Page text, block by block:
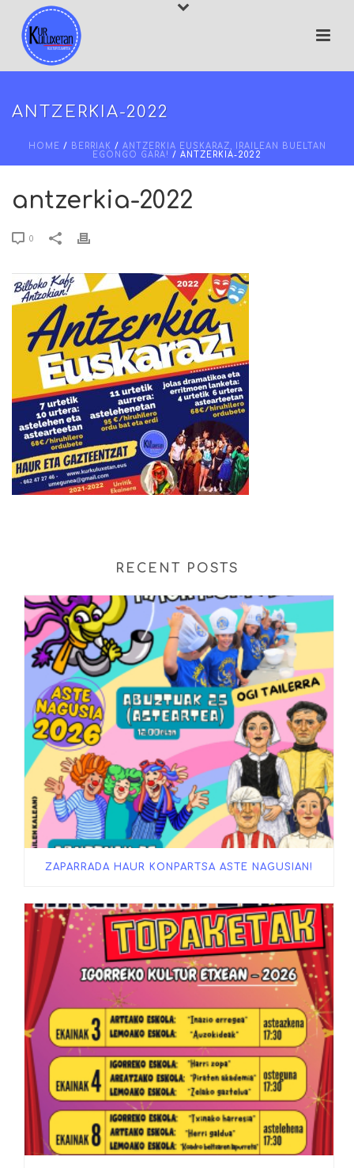
ANTZERKIA-2022
HOME / BERRIAK / ANTZERKIA EUSKARAZ, IRAILEAN BUELTAN
EGONGO GARA! / ANTZERKIA-2022
antzerkia-2022
0
RECENT POSTS
ZAPARRADA HAUR KONPARTSA ASTE NAGUSIAN!